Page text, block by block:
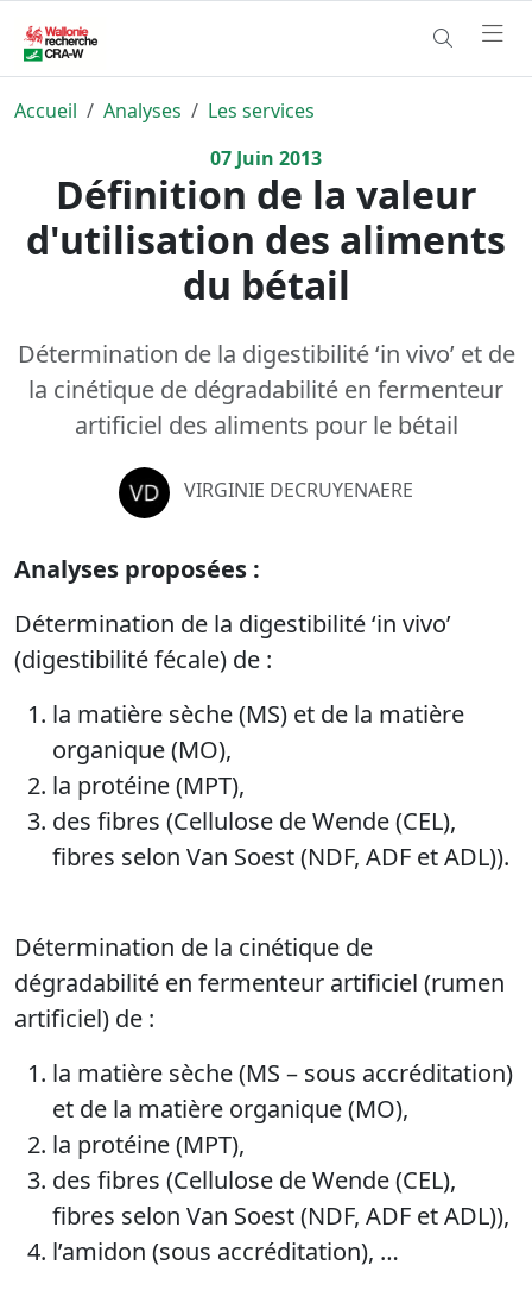
Accueil Analyses
Les services
07 Juin 2013
Définition de la valeur
d'utilisation des aliments
du bétail
Détermination de la digestibilité ‘in vivo’ et de
la cinétique de dégradabilité en fermenteur
artificiel des aliments pour le bétail
VIRGINIE DECRUYENAERE
Analyses proposées :
Détermination de la digestibilité ‘in vivo’
(digestibilité fécale) de :
la matière sèche (MS) et de la matière
organique (MO),
la protéine (MPT),
des fibres (Cellulose de Wende (CEL),
fibres selon Van Soest (NDF, ADF et ADL)).
Détermination de la cinétique de
dégradabilité en fermenteur artificiel (rumen
artificiel) de :
la matière sèche (MS – sous accréditation)
et de la matière organique (MO),
la protéine (MPT),
des fibres (Cellulose de Wende (CEL),
fibres selon Van Soest (NDF, ADF et ADL)),
l’amidon (sous accréditation), …